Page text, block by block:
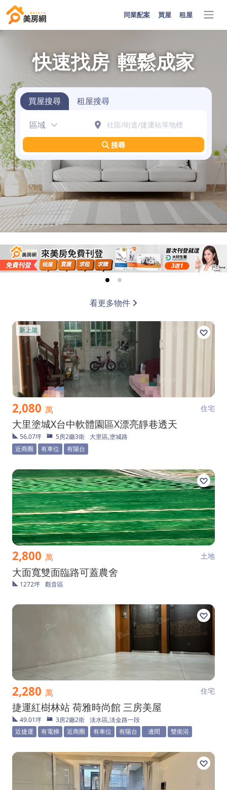
同業配案 買屋 租屋
快速找房 輕鬆成家
買屋搜尋 租屋搜尋
區域
搜尋
看更多物件
新上架
2,080 萬 住宅
大里塗城X台中軟體園區X漂亮靜巷透天
56.07坪 5房2廳3衛
大里區,塗城路
近商圈
有車位 有陽台
2,800 萬 土地
大面寬雙面臨路可蓋農舍
1272坪 觀音區
2,280 萬 住宅
捷運紅樹林站 荷雅時尚館 三房美屋
49.01坪 3房2廳2衛 淡水區,淡金路一段
近捷運
有電梯 近商圈 有車位 有陽台 邊間 雙衛浴